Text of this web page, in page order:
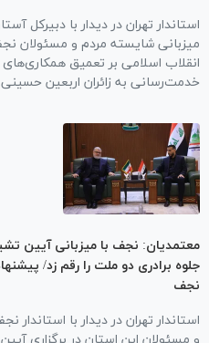
استاندار تهران در دیدار با دبیرکل
میزبانی شایسته مردم و مسئولان
انقلاب اسلامی بر تعمیق
خدمت‌رسانی به زائران اربعین حسینی
معتمدیان: نجف با میزبانی آیین
جلوه برادری دو ملت را رقم زد/
نجف
استاندار تهران در دیدار با استاندار